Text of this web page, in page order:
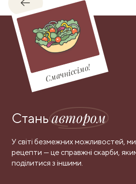
Назад
Смачніссімо!
Станьавтором
У світі безмежних можливостей,
рецепти — це справжні скарби,
поділитися з іншими.